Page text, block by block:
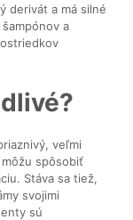
derivát a má silné
a
veľmi
spôsobiť
Stáva sa tiež,
svojimi
sú